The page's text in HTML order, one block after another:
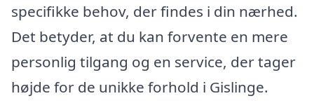
specifikke behov, der findes i din nærhed.
Det betyder, at du kan forvente en mere
personlig tilgang og en service, der tager
højde for de unikke forhold i Gislinge.